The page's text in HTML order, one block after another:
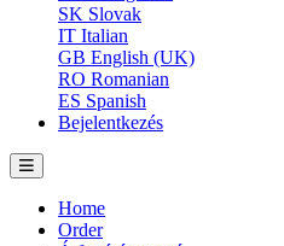
SK Slovak
IT Italian
GB English (UK)
RO Romanian
ES Spanish
Bejelentkezés
Home
Order